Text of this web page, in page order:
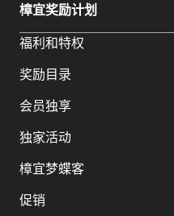
樟宜奖励计划
福利和特权
奖励目录
会员独享
独家活动
樟宜梦蝶客
促销